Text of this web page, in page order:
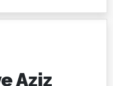
Aziz